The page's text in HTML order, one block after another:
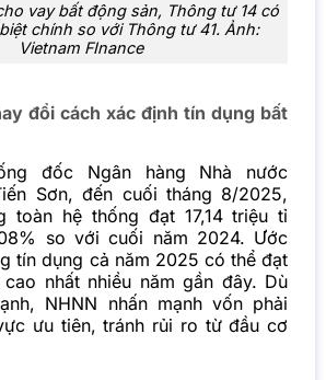
vay bất động sản, Thông tư 14 có
chính so với Thông tư 41. Ảnh:
Vietnam FInance
đổi cách xác định tín dụng bất
đốc Ngân hàng Nhà nước
Sơn, đến cuối tháng 8/2025,
toàn hệ thống đạt 17,14 triệu tỉ
so với cuối năm 2024. Ước
tín dụng cả năm 2025 có thể đạt
nhất nhiều năm gần đây. Dù
NHNN nhấn mạnh vốn phải
ưu tiên, tránh rủi ro từ đầu cơ